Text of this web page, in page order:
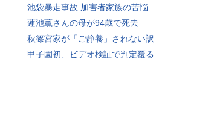
池袋暴走事故 加害者家族の苦悩
蓮池薫さんの母が94歳で死去
秋篠宮家が「ご静養」されない訳
甲子園初、ビデオ検証で判定覆る